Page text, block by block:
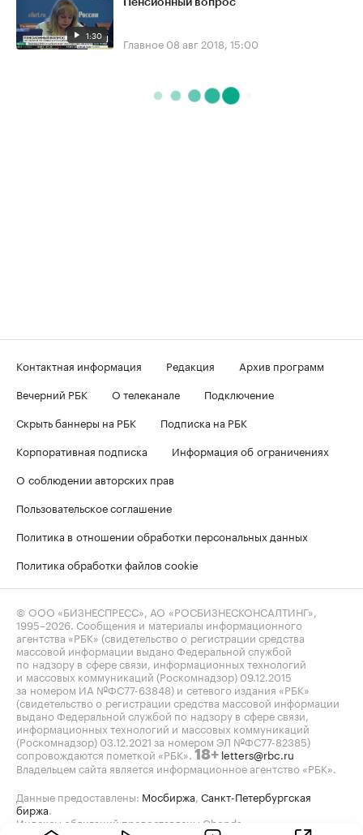
1:30 Главное 08 авг 2018, 15:00
Контактная информация Редакция
Архив программ
Вечерний РБК
О телеканале
Подключение
Скрыть баннеры на РБК
Подписка на РБК
Корпоративная подписка
Информация об ограничениях
О соблюдении авторских прав
Пользовательское соглашение
Политика в отношении обработки персональных данных
Политика обработки файлов cookie
© ООО «БИЗНЕСПРЕСС», АО «РОСБИЗНЕСКОНСАЛТИНГ»,
1995–2026. Сообщения и материалы информационного
агентства «РБК» (свидетельство о регистрации средства
массовой информации выдано Федеральной службой
по надзору в сфере связи, информационных технологий
и массовых коммуникаций (Роскомнадзор) 09.12.2015
за номером ИА №ФС77-63848) и сетевого издания «РБК»
(свидетельство о регистрации средства массовой информации
выдано Федеральной службой по надзору в сфере связи,
информационных технологий и массовых коммуникаций
(Роскомнадзор) 03.12.2021 за номером ЭЛ №ФС77-82385)
сопровождаются пометкой «РБК». 18+ letters@rbc.ru
Владельцем сайта является информационное агентство «РБК».
Данные предоставлены: Мосбиржа, Санкт-Петербургская
биржа.
Индексы облигаций предоставлены Cbonds.